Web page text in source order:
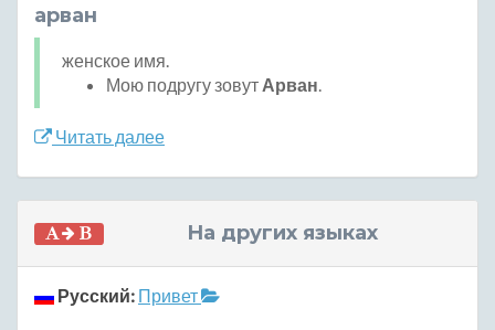
арван
женское имя.
Мою подругу зовут Арван.
Читать далее
На других языках
Русский: Привет